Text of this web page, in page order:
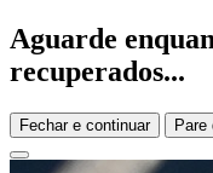
Aguarde
recuperados...
Fechar e continuar Pare